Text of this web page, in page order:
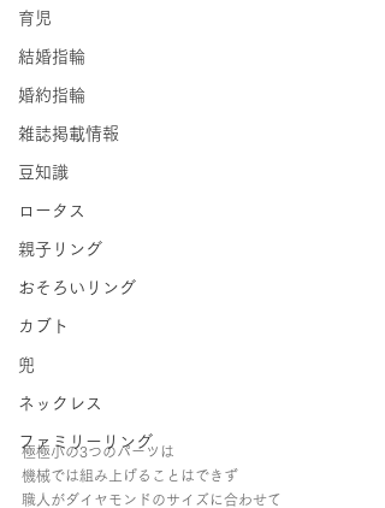
育児
結婚指輪
婚約指輪
雑誌掲載情報
豆知識
ロータス
親子リング
おそろいリング
カブト
兜
ネックレス
ファミリーリング
極極小の3つのパーツは
機械では組み上げることはできず
職人がダイヤモンドのサイズに合わせて